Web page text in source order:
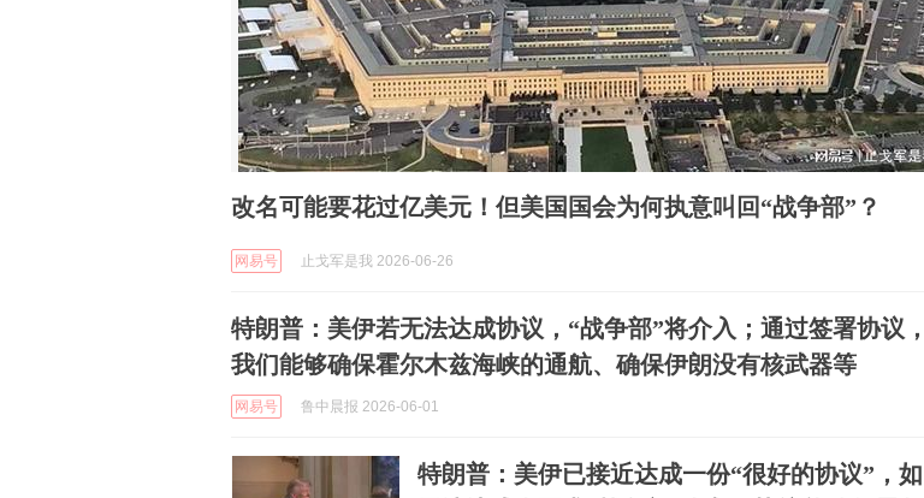
改名可能要花过亿美元！但美国国会为何执意叫回“战争部”？
网易号 止戈军是我 2026-06-26
特朗普：美伊若无法达成协议，“战争部”将介入；通过签署协议，
我们能够确保霍尔木兹海峡的通航、确保伊朗没有核武器等
网易号 鲁中晨报 2026-06-01
特朗普：美伊已接近达成一份“很好的协议”，如